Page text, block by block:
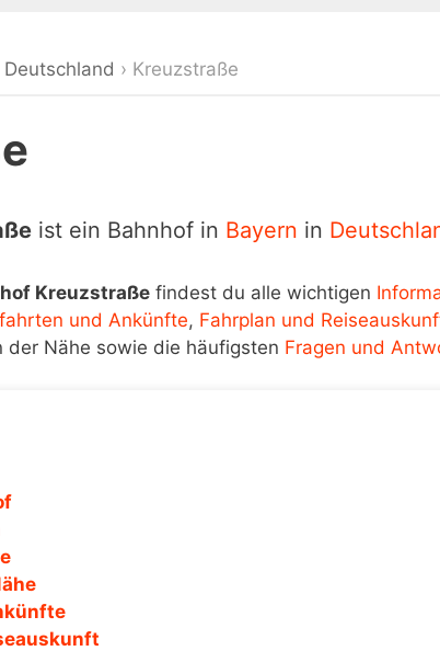
Deutschland › Kreuzstraße
ist ein Bahnhof in Bayern in
Kreuzstraße findest du alle wichtigen
und Ankünfte, Fahrplan und
der Nähe sowie die häufigsten Fragen und